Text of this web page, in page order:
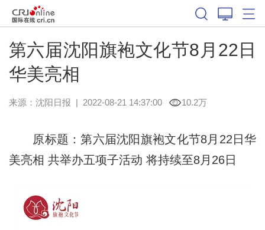
第六届沈阳旗袍文化节8月22日
华美亮相
来源： 沈阳日报 | 2022-08-21 14:37:00 10.2万
原标题：第六届沈阳旗袍文化节8月22日华
美亮相 共举办五项子活动 将持续至8月26日